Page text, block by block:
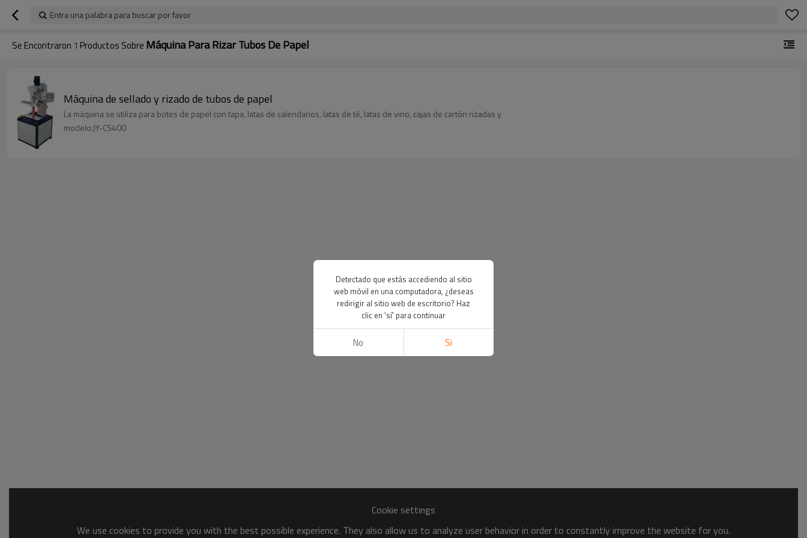
Entra una palabra para buscar por favor
Se Encontraron 1 Productos Sobre Máquina Para Rizar Tubos De Papel
Máquina de sellado y rizado de tubos de papel
La máquina se utiliza para botes de papel con tapa, latas de calendarios, latas de té, latas de vino, cajas de cartón rizadas y
modelo:JY-CS400
Cookie settings
We use cookies to provide you with the best possible experience. They also allow us to analyze user behavior in order to constantly improve the website for you.
Detectado que estás accediendo al sitio
web móvil en una computadora, ¿deseas
redirigir al sitio web de escritorio? Haz
clic en 'sí' para continuar
No Si